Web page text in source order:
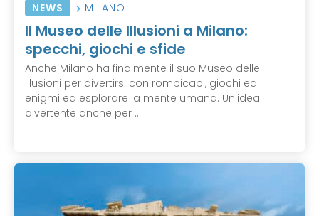
NEWS MILANO
Il Museo delle Illusioni a Milano:
specchi, giochi e sfide
Anche Milano ha finalmente il suo Museo delle
Illusioni per divertirsi con rompicapi, giochi ed
enigmi ed esplorare la mente umana. Un'idea
divertente anche per ...